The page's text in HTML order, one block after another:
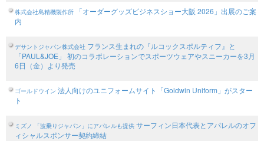
株式会社島精機製作所 「オーダーグッズビジネスショー大阪 2026」出展のご案
内
デサントジャパン株式会社 フランス生まれの『ルコックスポルティフ』と
「PAUL&JOE」 初のコラボレーションでスポーツウェアやスニーカーを3月
6日（金）より発売
ゴールドウイン 法人向けのユニフォームサイト「Goldwin Uniform」がスター
ト
ミズノ 「波乗りジャパン」にアパレルも提供 サーフィン日本代表とアパレルのオフ
ィシャルスポンサー契約締結